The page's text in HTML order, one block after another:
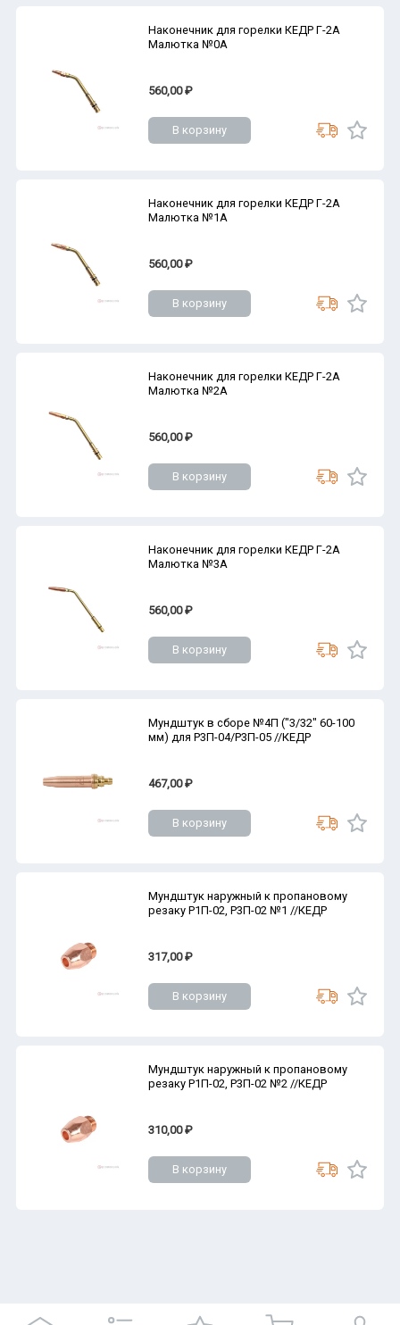
Наконечник для горелки КЕДР Г-2А
Малютка №0А
560,00 ₽
В корзину
Наконечник для горелки КЕДР Г-2А
Малютка №1А
560,00 ₽
В корзину
Наконечник для горелки КЕДР Г-2А
Малютка №2А
560,00 ₽
В корзину
Наконечник для горелки КЕДР Г-2А
Малютка №3А
560,00 ₽
В корзину
Мундштук в сборе №4П ("3/32" 60-100
мм) для Р3П-04/Р3П-05 //КЕДР
467,00 ₽
В корзину
Мундштук наружный к пропановому
резаку Р1П-02, Р3П-02 №1 //КЕДР
317,00 ₽
В корзину
Мундштук наружный к пропановому
резаку Р1П-02, Р3П-02 №2 //КЕДР
310,00 ₽
В корзину